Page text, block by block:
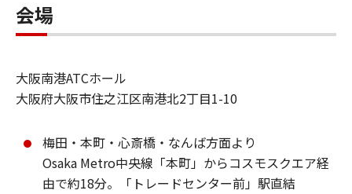
会場
大阪南港ATCホール
大阪府大阪市住之江区南港北2丁目1-10
梅田・本町・心斎橋・なんば方面より
Osaka Metro中央線「本町」からコスモスクエア経
由で約18分。「トレードセンター前」駅直結